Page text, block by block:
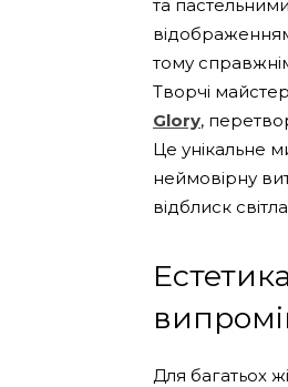
та
тому
Творчі
Glory,
Це унікальне
неймовірну
відблиск
Для багатьох